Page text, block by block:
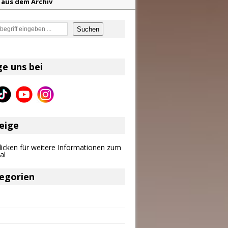
Sommernächte
Suchen
uns bei